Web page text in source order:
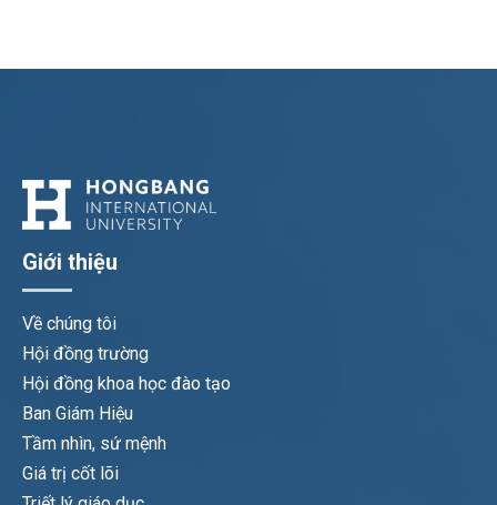
Giới thiệu
Về chúng tôi
Hội đồng trường
Hội đồng khoa học đào tạo
Ban Giám Hiệu
Tầm nhìn, sứ mệnh
Giá trị cốt lõi